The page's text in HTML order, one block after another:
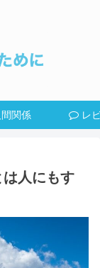
関係 レ
は人にもす